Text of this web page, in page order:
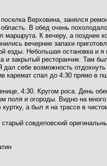
Верховина, занялся
В обед очень
К вечеру, а позднее
вечерние запахи
езды. Небольшая остановка и
и закрытый ресторанчик. Там
дал себе возможность
каремат спал до 4:30 прямо в
4:30. Кругом роса. День
поля и огороды. Видно на
а был я на трассе в
совдеповский